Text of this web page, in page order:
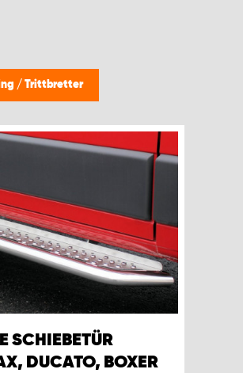
/ Trittbretter
SCHIEBETÜR
DUCATO, BOXER